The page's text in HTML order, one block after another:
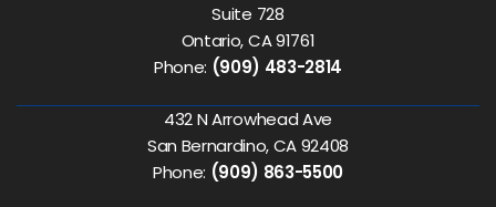
Suite 728
Ontario, CA 91761
Phone: (909) 483-2814
432 N Arrowhead Ave
San Bernardino, CA 92408
Phone: (909) 863-5500